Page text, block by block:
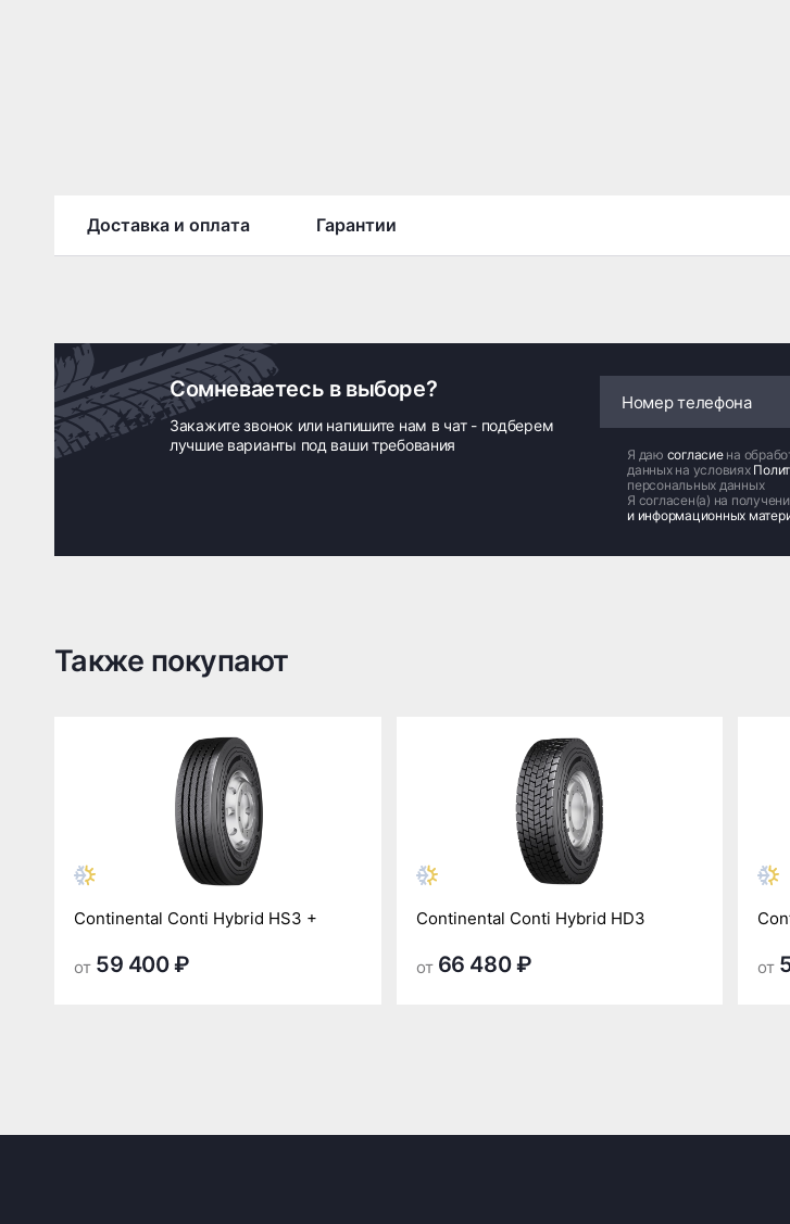
Доставка и оплата Гарантии
Сомневаетесь в выборе?
Закажите звонок или напишите нам в чат - подберем
лучшие варианты под ваши требования
Я даю согласие на
данных на условиях
персональных данных
Я согласен(а) на
и информационных
Также покупают
Continental Conti Hybrid HS3 +
от 59 400 ₽
Continental Conti Hybrid HD3
от 66 480 ₽ от